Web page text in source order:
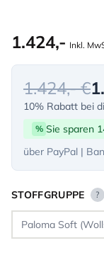
1.424,- Inkl.
1.424,- €
10% Rabatt bei
% Sie sparen
über PayPal |
STOFFGRUPPE ?